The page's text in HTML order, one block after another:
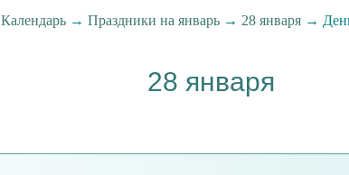
Календарь → Праздники на январь → 28 января →
28 января